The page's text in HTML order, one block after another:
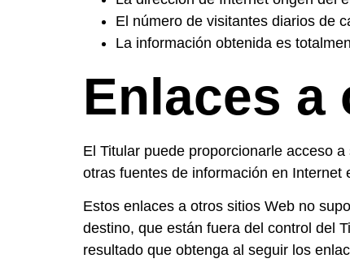
El número de visitantes diarios de
La información obtenida es
Enlaces a
El Titular puede proporcionarle acceso
otras fuentes de información en
Estos enlaces a otros sitios Web no
destino, que están fuera del control del
resultado que obtenga al seguir los